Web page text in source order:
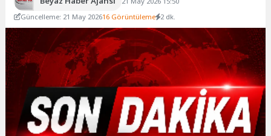
Güncelleme: 21 May 202616 Görüntüleme 2 dk.